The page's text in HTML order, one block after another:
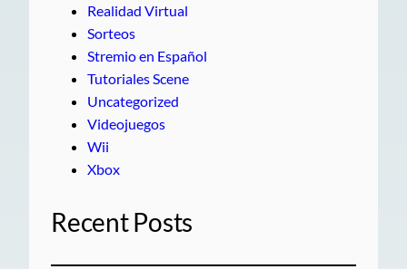
Realidad Virtual
Sorteos
Stremio en Español
Tutoriales Scene
Uncategorized
Videojuegos
Wii
Xbox
Recent Posts